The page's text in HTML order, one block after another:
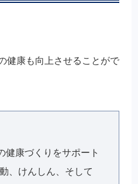
健康も向上させることがで
健康づくりをサポート
、けんしん、そして